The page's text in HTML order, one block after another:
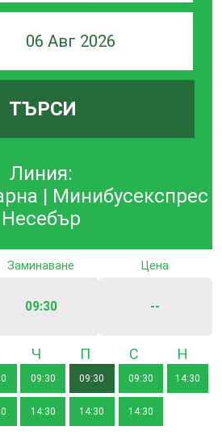
06 Авг 2026
ТЪРСИ
Линия:
| Минибусекспрес
Несебър
Заминаване
09:30
Цена
--
Четвъртък
09:30
14:30
09:30
14:30
Събота
09:30
14:30
14:30